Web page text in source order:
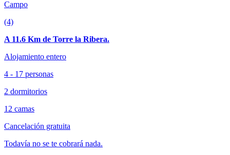
Campo
(4)
A 11.6 Km de Torre la Ribera.
Alojamiento entero
4 - 17 personas
2 dormitorios
12 camas
Cancelación gratuita
Todavía no se te cobrará nada.